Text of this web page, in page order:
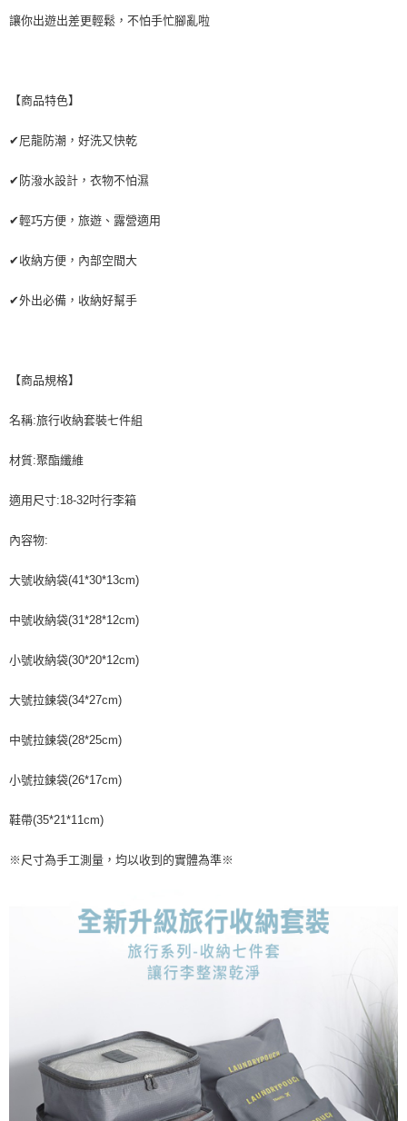
付款後7-11取貨
外島宅配
讓你出遊出差更輕鬆，不怕手忙腳亂啦
【商品特色】
✔尼龍防潮，好洗又快乾
✔防潑水設計，衣物不怕濕
✔輕巧方便，旅遊、露營適用
✔收納方便，內部空間大
✔外出必備，收納好幫手
【商品規格】
名稱:旅行收納套裝七件組
材質:聚酯纖維
適用尺寸:18-32吋行李箱
內容物:
大號收納袋(41*30*13cm)
中號收納袋(31*28*12cm)
小號收納袋(30*20*12cm)
大號拉鍊袋(34*27cm)
中號拉鍊袋(28*25cm)
小號拉鍊袋(26*17cm)
鞋帶(35*21*11cm)
※尺寸為手工測量，均以收到的實體為準※